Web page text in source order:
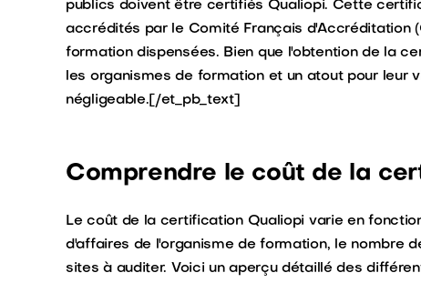
publics doivent être certifiés Qualiopi. Cette
accrédités par le Comité Français d'Accréditation
formation dispensées. Bien que l'obtention de la
les organismes de formation et un atout pour leur
négligeable.[/et_pb_text]
Comprendre le coût de la
Le coût de la certification Qualiopi varie en
d'affaires de l'organisme de formation, le nombre
sites à auditer. Voici un aperçu détaillé des